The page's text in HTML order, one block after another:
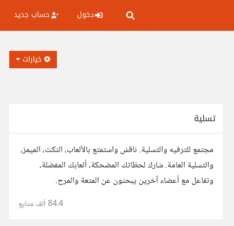
دخول حساب جديد
خيارات
تسلية
مجتمع للترفيه والتسلية. ناقش واستمتع بالألعاب، النكت، الميمز،
والتسلية العامة. شارك لحظاتك المضحكة، ألعابك المفضلة،
وتفاعل مع أعضاء آخرين يبحثون عن المتعة والمرح.
84.4 ألف متابع